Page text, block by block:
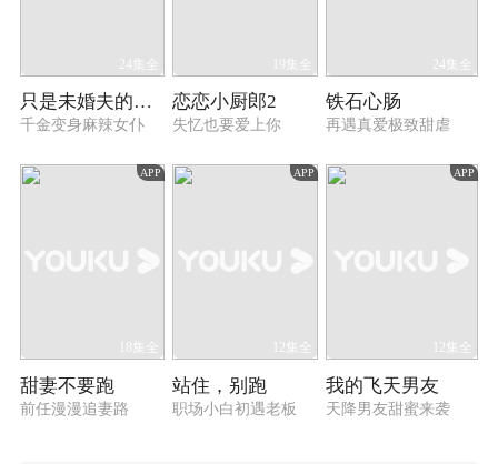
24集全
只是未婚夫的关系
千金变身麻辣女仆
19集全
恋恋小厨郎2
失忆也要爱上你
24集全
铁石心肠
再遇真爱极致甜虐
APP
18集全
甜妻不要跑
前任漫漫追妻路
APP
12集全
站住，别跑
职场小白初遇老板
APP
12集全
我的飞天男友
天降男友甜蜜来袭